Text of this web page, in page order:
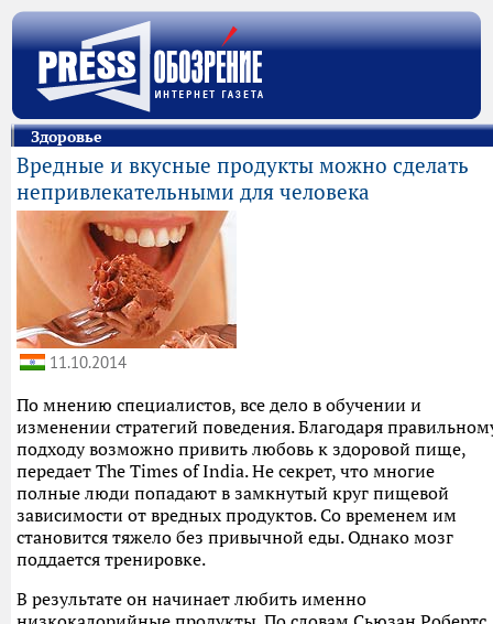
Здоровье
Вредные и вкусные продукты можно сделать
непривлекательными для человека
11.10.2014
По мнению специалистов, все дело в обучении и
изменении стратегий поведения. Благодаря
подходу возможно привить любовь к здоровой пище,
передает The Times of India. Не секрет, что многие
полные люди попадают в замкнутый круг пищевой
зависимости от вредных продуктов. Со временем им
становится тяжело без привычной еды. Однако мозг
поддается тренировке.
В результате он начинает любить именно